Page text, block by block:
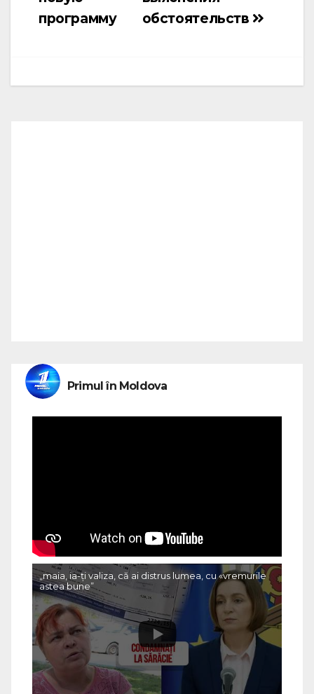
обстоятельств
программу
Primul în Moldova
„maia, ia-ți valiza, că ai distrus lumea, cu «vremurile
astea bune”